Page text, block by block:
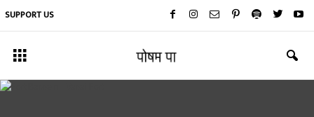
SUPPORT US